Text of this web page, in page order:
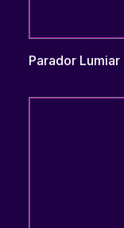
Parador Lumiar